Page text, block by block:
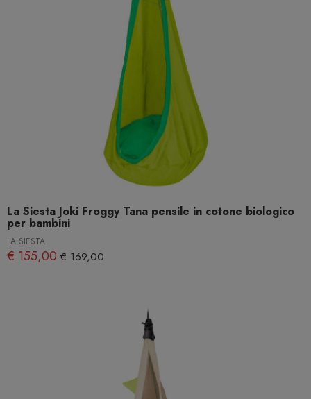
La Siesta Joki Froggy Tana pensile in cotone biologico
per bambini
LA SIESTA
€ 155,00 € 169,00